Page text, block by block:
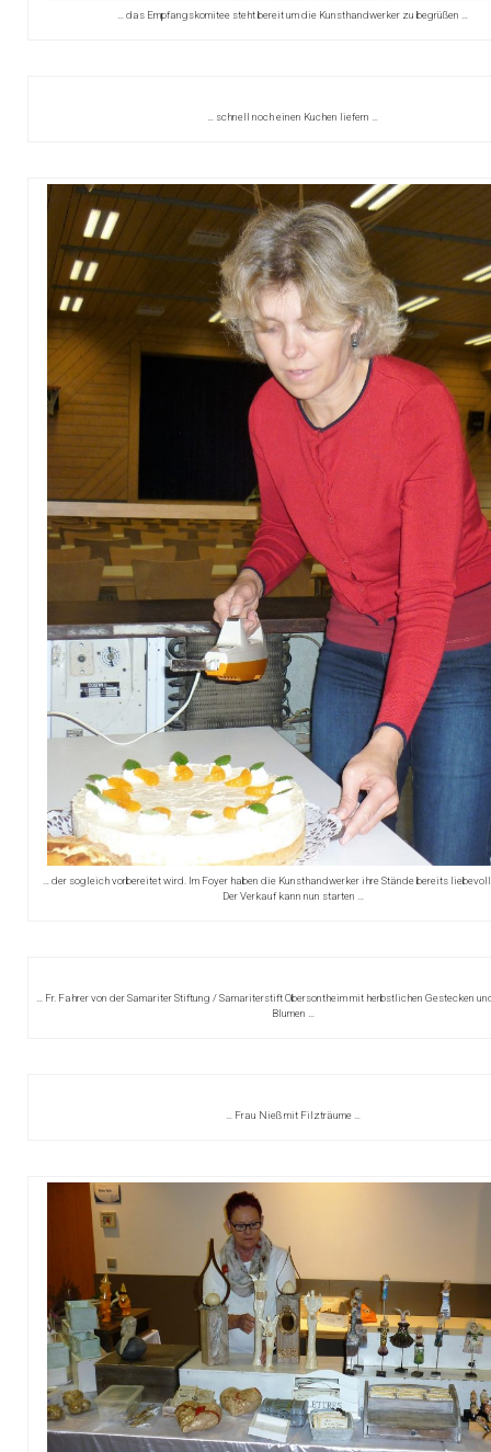
… das Empfangskomitee steht bereit um die Kunsthandwerker zu begrüßen …
… schnell noch einen Kuchen liefern …
… der sogleich vorbereitet wird. Im Foyer haben die Kunsthandwerker ihre Stände bereits
Der Verkauf kann nun starten …
… Fr. Fahrer von der Samariter Stiftung / Samariterstift Obersontheim mit herbstlichen Gestecken
Blumen …
… Frau Nieß mit Filzträume …